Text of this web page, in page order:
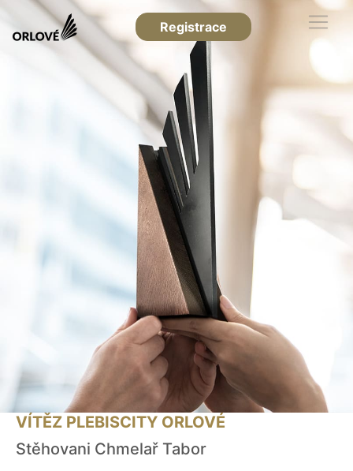
Registrace
VÍTĚZ PLEBISCITY ORLOVÉ
Stěhovani Chmelař Tabor